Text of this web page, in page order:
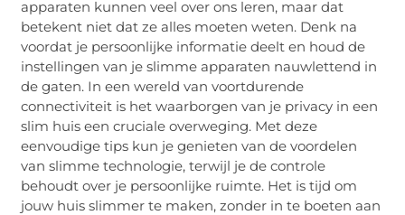
apparaten kunnen veel over ons leren, maar dat
betekent niet dat ze alles moeten weten. Denk na
voordat je persoonlijke informatie deelt en houd de
instellingen van je slimme apparaten nauwlettend in
de gaten. In een wereld van voortdurende
connectiviteit is het waarborgen van je privacy in een
slim huis een cruciale overweging. Met deze
eenvoudige tips kun je genieten van de voordelen
van slimme technologie, terwijl je de controle
behoudt over je persoonlijke ruimte. Het is tijd om
jouw huis slimmer te maken, zonder in te boeten aan